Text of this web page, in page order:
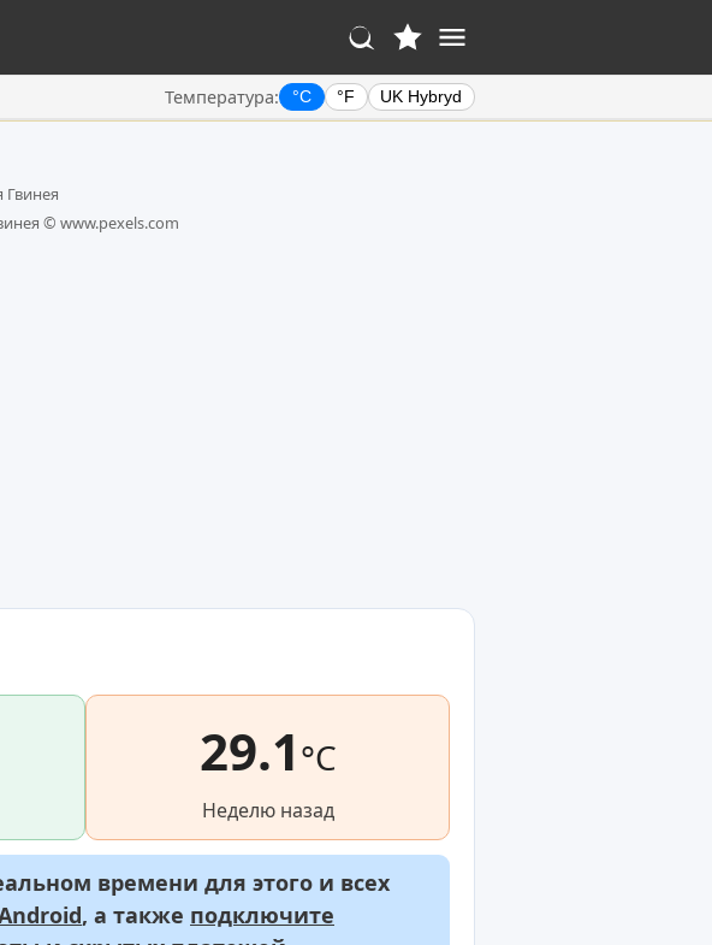
Температура: °C °F UK Hybryd
© www.pexels.com
29.1°C
Неделю назад
времени для этого и всех
, а также подключите